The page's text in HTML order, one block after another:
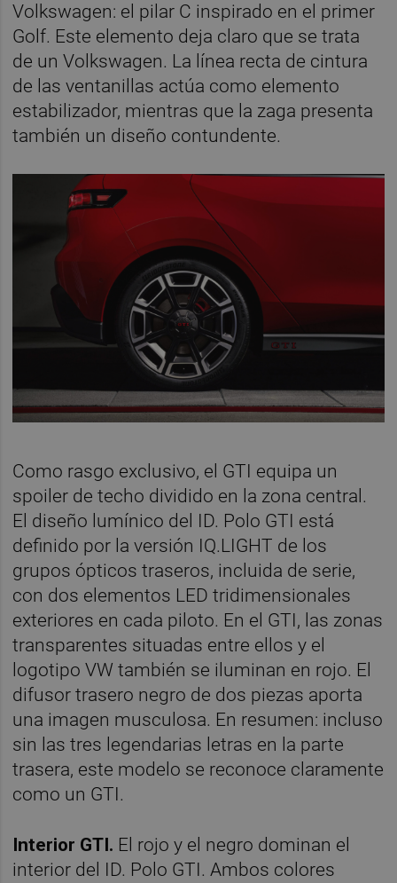
Volkswagen: el pilar C inspirado en el primer
Golf. Este elemento deja claro que se trata
de un Volkswagen. La línea recta de cintura
de las ventanillas actúa como elemento
estabilizador, mientras que la zaga presenta
también un diseño contundente.
Como rasgo exclusivo, el GTI equipa un
spoiler de techo dividido en la zona central.
El diseño lumínico del ID. Polo GTI está
definido por la versión IQ.LIGHT de los
grupos ópticos traseros, incluida de serie,
con dos elementos LED tridimensionales
exteriores en cada piloto. En el GTI, las zonas
transparentes situadas entre ellos y el
logotipo VW también se iluminan en rojo. El
difusor trasero negro de dos piezas aporta
una imagen musculosa. En resumen: incluso
sin las tres legendarias letras en la parte
trasera, este modelo se reconoce claramente
como un GTI.
Interior GTI. El rojo y el negro dominan el
interior del ID. Polo GTI. Ambos colores